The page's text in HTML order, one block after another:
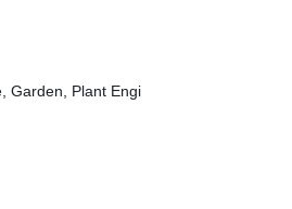
Garden, Plant Engi